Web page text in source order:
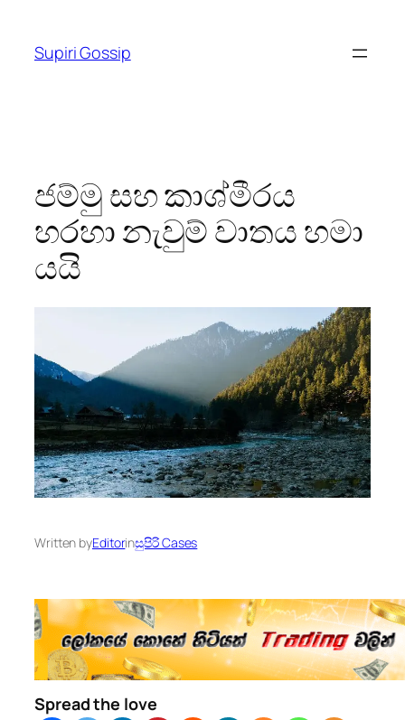
content
Supiri Gossip
ජම්මු සහ කාශ්මීරය
හරහා නැවුම් වාතය හමා
යයි
Written byEditorinසුපිරි Cases
Spread the love